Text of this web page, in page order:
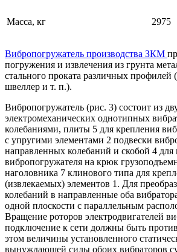
Масса, кг 2975
Вибропогружатель производства ЗКМ
погружения и извлечения из грунта
стального проката различных профилей
швеллер и т. п.).
Вибропогружатель (рис. 3) состоит из
электромеханических однотипных
колебаниями, плиты 5 для крепления
с упругими элементами 2 подвески
направленных колебаний и скобой 4 для
вибропогружателя на крюк
наголовника 7 клинового типа для
(извлекаемых) элементов 1. Для
колебаний в направленные оба
одной плоскости с параллельным
Вращение роторов электродвигателей
подключение к сети должны быть
этом величины установленного
вынуждающей силы обоих вибраторов